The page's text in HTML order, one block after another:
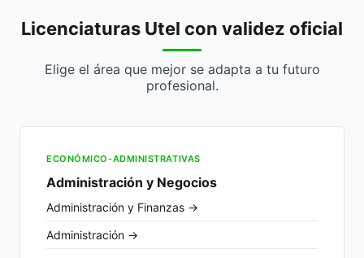
Licenciaturas Utel con validez oficial
Elige el área que mejor se adapta a tu futuro
profesional.
ECONÓMICO-ADMINISTRATIVAS
Administración y Negocios
Administración y Finanzas →
Administración →